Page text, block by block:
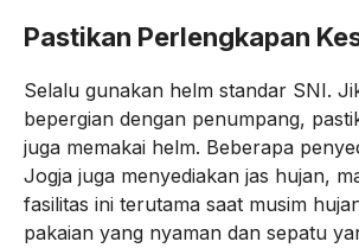
Pastikan Perlengkapan
Selalu gunakan helm standar SNI.
bepergian dengan penumpang,
juga memakai helm. Beberapa
Jogja juga menyediakan jas hujan,
fasilitas ini terutama saat musim
pakaian yang nyaman dan sepatu